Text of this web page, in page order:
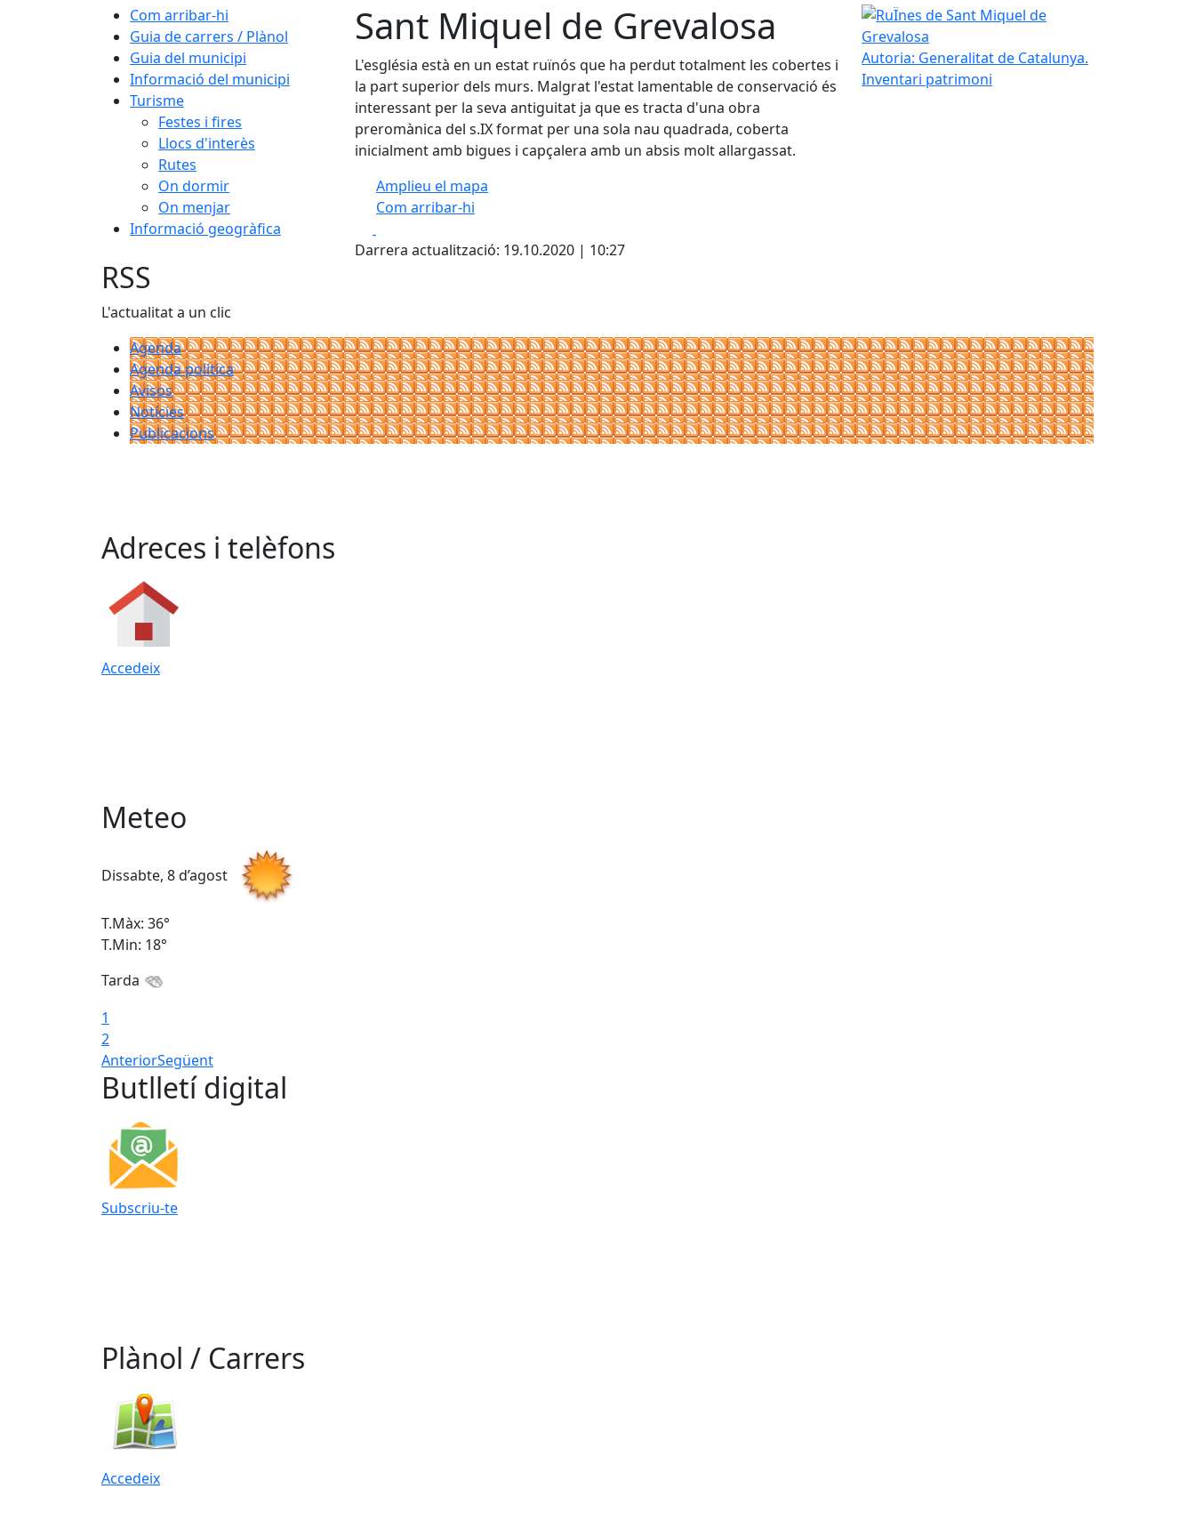
Com arribar-hi
Guia de carrers / Plànol
Guia del municipi
Informació del municipi
Turisme
Festes i fires
Llocs d'interès
Rutes
On dormir
On menjar
Informació geogràfica
Sant Miquel de Grevalosa
L'església està en un estat ruïnós que ha perdut totalment les cobertes i
la part superior dels murs. Malgrat l'estat lamentable de conservació és
interessant per la seva antiguitat ja que es tracta d'una obra
preromànica del s.IX format per una sola nau quadrada, coberta
inicialment amb bigues i capçalera amb un absis molt allargassat.
Amplieu el mapa
Com arribar-hi
+
Darrera actualització: 19.10.2020 | 10:27
RuÏnes de Sant Miquel de Grevalosa
Autoria: Generalitat de Catalunya.
Inventari patrimoni
RSS
L'actualitat a un clic
Agenda
Agenda política
Avisos
Notícies
Publicacions
Adreces i telèfons
Accedeix
Meteo
Dissabte, 8 d’agost
T.Màx: 36°
T.Min: 18°
Tarda
1
2
AnteriorSegüent
Butlletí digital
Subscriu-te
Plànol / Carrers
Accedeix